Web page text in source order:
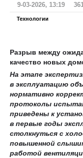
9-03-2026, 13:19
Технологии
Разрыв между
качество новых
На этапе
в эксплуатацию
нормативно
протоколы
приведены к
в первые годы
столкнуться с
повышенной
работой